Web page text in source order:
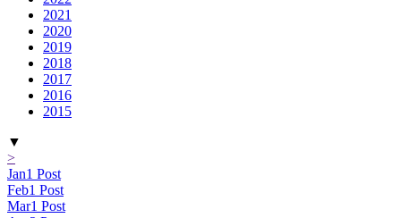
2021
2020
2019
2018
2017
2016
2015
▼
>
Jan1 Post
Feb1 Post
Mar1 Post